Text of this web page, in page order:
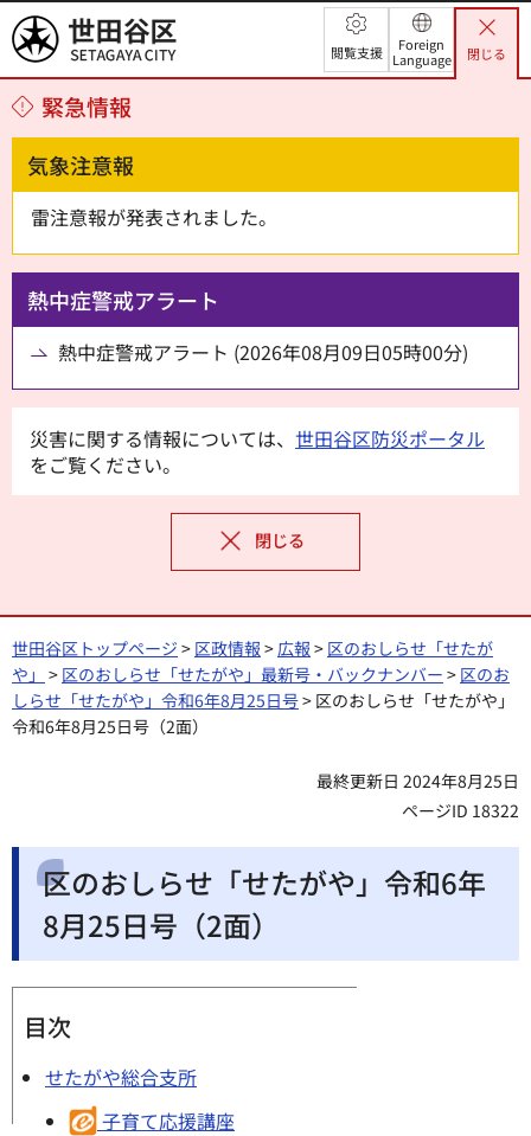
世田谷区 閲覧支援
Foreign
Language
閉じる
緊急情報
気象注意報
雷注意報が発表されました。
熱中症警戒アラート
熱中症警戒アラート (2026年08月09日05時00分)
災害に関する情報については、 世田谷区防災ポータル
をご覧ください。
閉じる
世田谷区トップページ > 区政情報 >広報 > 区のおしらせ「せたが
や」 > 区のおしらせ「せたがや」最新号・バックナンバー > 区のお
しらせ「せたがや」令和6年8月25日号> 区のおしらせ「せたがや」
令和6年8月25日号（2面）
最終更新日 2024年8月25日
ページID 18322
区のおしらせ「せたがや」令和6年
8月25日号（2面）
目次
せたがや総合支所
子育て応援講座